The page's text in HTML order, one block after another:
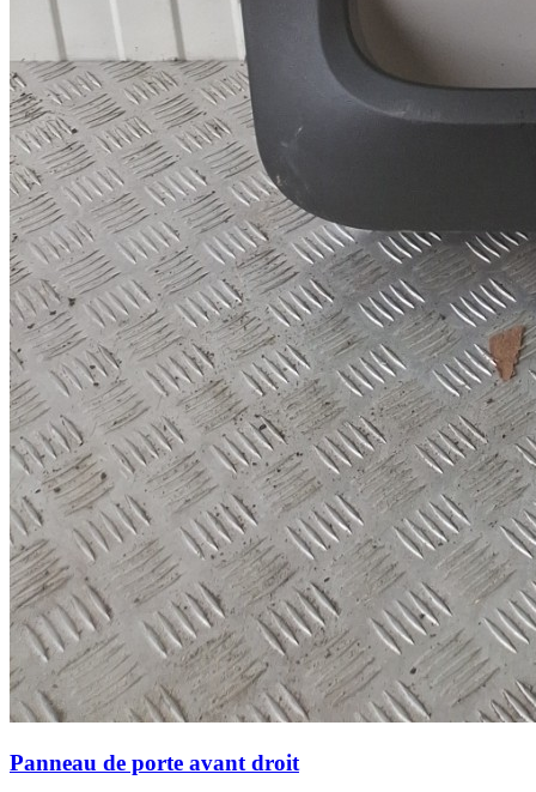
Panneau de porte avant droit